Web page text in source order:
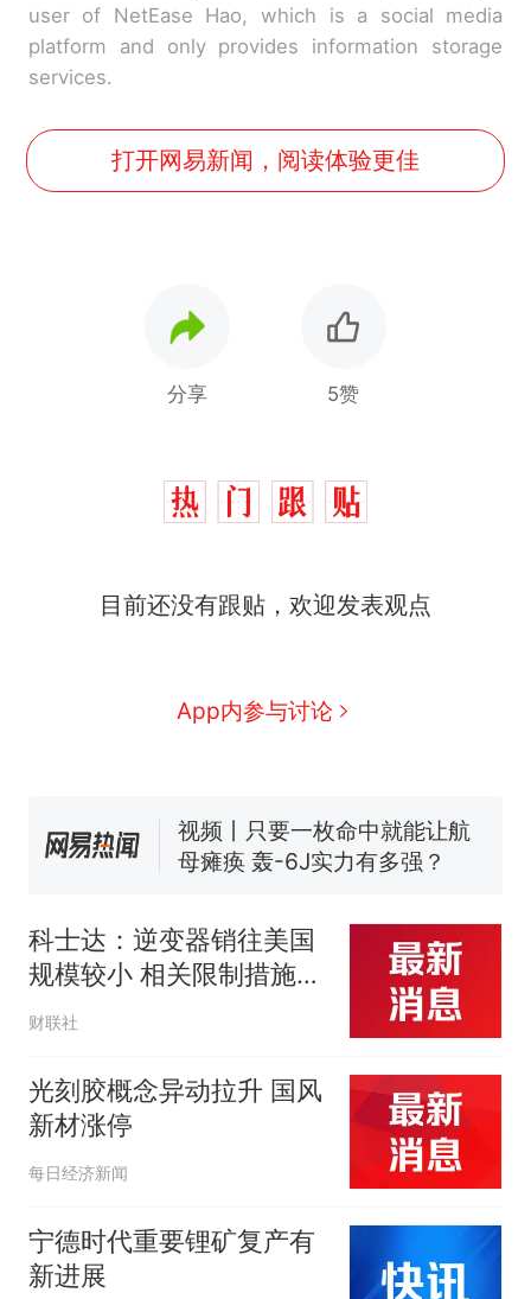
user of NetEase Hao, which is a social media
platform and only provides information storage
services.
打开网易新闻，阅读体验更佳
分享 5赞
目前还没有跟贴，欢迎发表观点
App内参与讨论
全部作废，公平么？
新
全球唯一没有法定首都的国
线一圈，还曾两次到中国寻根
的抢着买
母瘫痪 轰-6J实力有多强？
大雨将至一家老小6分钟抢收完
热 十多万人报名的考试，成绩
全部作废，公平么？
科士达：逆变器销往美国
规模较小 相关限制措施对
整体业务基本无影响
财联社
光刻胶概念异动拉升 国风
新材涨停
每日经济新闻
宁德时代重要锂矿复产有
新进展